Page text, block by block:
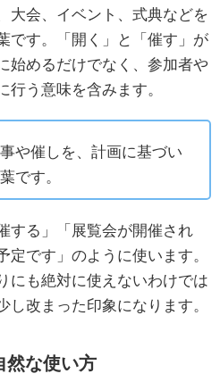
大会、イベント、式典などを
です。「開く」と「催す」が
始めるだけでなく、参加者や
行う意味を含みます。
や催しを、計画に基づい
です。
する」「展覧会が開催され
定です」のように使います。
にも絶対に使えないわけでは
し改まった印象になります。
然な使い方